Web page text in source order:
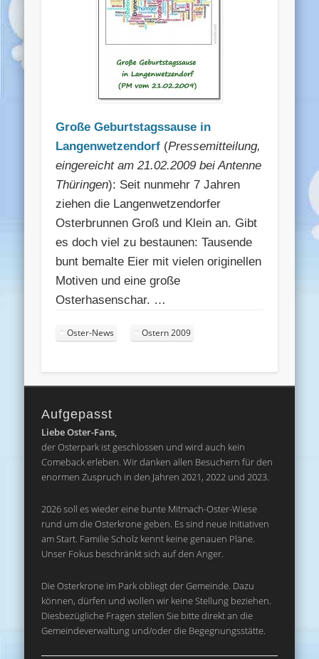
Große Geburtstagssause in
Langenwetzendorf (Pressemitteilung,
eingereicht am 21.02.2009 bei Antenne
Thüringen): Seit nunmehr 7 Jahren
ziehen die Langenwetzendorfer
Osterbrunnen Groß und Klein an. Gibt
es doch viel zu bestaunen: Tausende
bunt bemalte Eier mit vielen originellen
Motiven und eine große
Osterhasenschar. …
Oster-News Ostern 2009
Aufgepasst
Liebe Oster-Fans,
der Osterpark ist geschlossen und wird auch kein
Comeback erleben. Wir danken allen Besuchern für den
enormen Zuspruch in den Jahren 2021, 2022 und 2023.
2026 soll es wieder eine bunte Mitmach-Oster-Wiese
rund um die Osterkrone geben. Es sind neue Initiativen
am Start. Familie Scholz kennt keine genauen Pläne.
Unser Fokus beschränkt sich auf den Anger.
Die Osterkrone im Park obliegt der Gemeinde. Dazu
können, dürfen und wollen wir keine Stellung beziehen.
Diesbezügliche Fragen stellen Sie bitte direkt an die
Gemeindeverwaltung und/oder die Begegnungsstätte.